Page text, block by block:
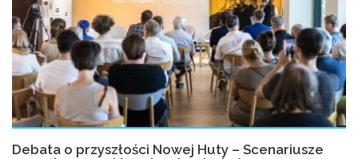
Debata o przyszłości Nowej Huty – Scenariusze